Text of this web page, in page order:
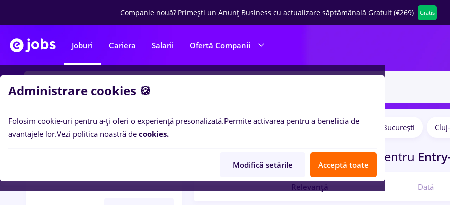
Companie nouă? Primești un Anunț Business cu actualizare săptămânală Gratuit (€269) Gratis
Joburi Cariera Salarii Ofertă Companii
Filtre București
farmaceutic pentru
Relevanță Dată
Administrare cookies 🍪
Folosim cookie-uri pentru a-ți oferi o experiență presonalizată.Permite activarea pentru a beneficia de
avantajele lor.Vezi politica noastră de cookies.
Modifică setările Acceptă toate